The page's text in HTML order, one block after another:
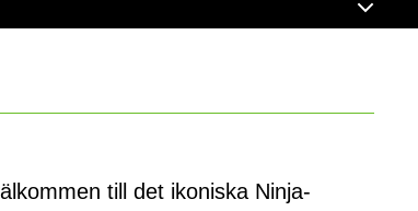
till det ikoniska Ninja-